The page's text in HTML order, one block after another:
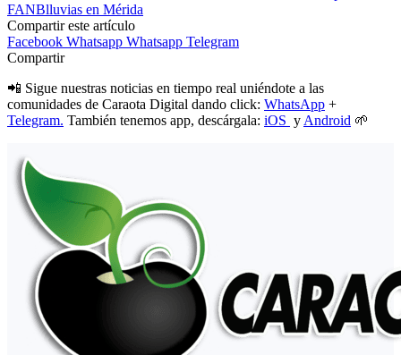
FANBlluvias en Mérida
Compartir este artículo
Facebook Whatsapp Whatsapp Telegram
Compartir
📲 Sigue nuestras noticias en tiempo real uniéndote a las
comunidades de Caraota Digital dando click: WhatsApp +
Telegram. También tenemos app, descárgala: iOS y Android 🌱